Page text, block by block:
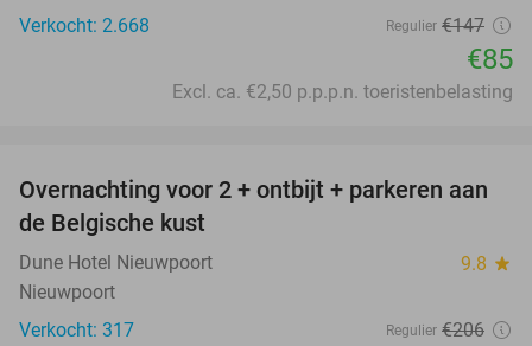
Verkocht: 2.668
Regulier €147
€85
Excl. ca. €2,50 p.p.p.n. toeristenbelasting
28%
Overnachting voor 2 + ontbijt + parkeren aan
de Belgische kust
Dune Hotel Nieuwpoort 9.8 star
Nieuwpoort
Verkocht: 317
Regulier €206